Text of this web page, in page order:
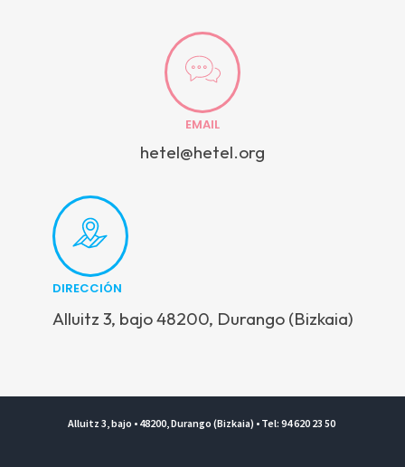
EMAIL
hetel@hetel.org
DIRECCIÓN
Alluitz 3, bajo 48200, Durango (Bizkaia)
Alluitz 3, bajo • 48200, Durango (Bizkaia) • Tel: 94 620 23 50